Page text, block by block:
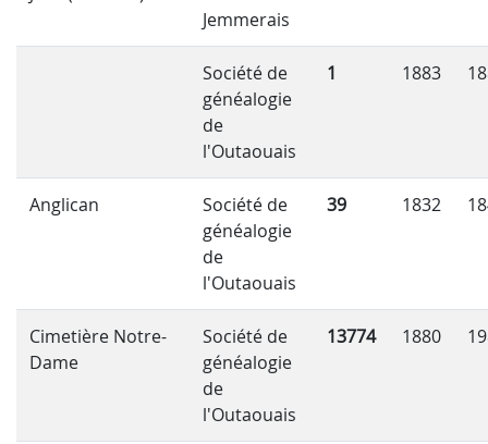
Jemmerais
Société de
généalogie
de
l'Outaouais
1 1883
Anglican
Société de
généalogie
de
l'Outaouais
39 1832
Cimetière Notre-
Dame
Société de
généalogie
de
l'Outaouais
13774 1880